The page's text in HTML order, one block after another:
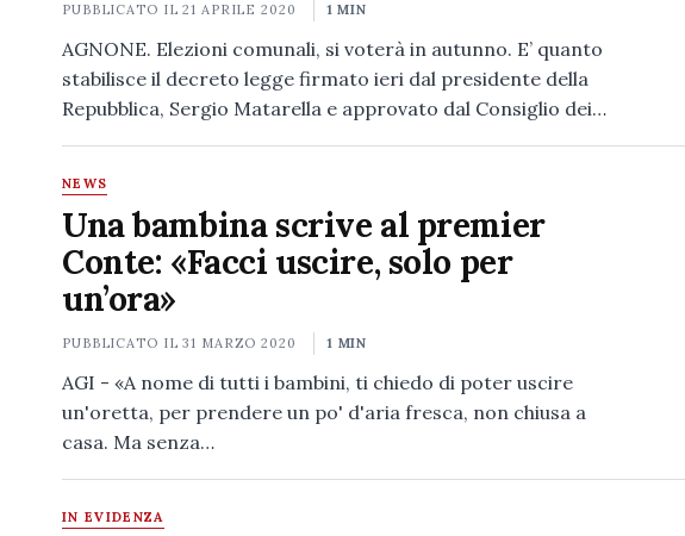
PUBBLICATO IL21 APRILE 2020 1 MIN
AGNONE. Elezioni comunali, si voterà in autunno. E’ quanto
stabilisce il decreto legge firmato ieri dal presidente della
Repubblica, Sergio Matarella e approvato dal Consiglio dei…
NEWS
Una bambina scrive al premier
Conte: «Facci uscire, solo per
un’ora»
PUBBLICATO IL31 MARZO 2020 1 MIN
AGI - «A nome di tutti i bambini, ti chiedo di poter uscire
un'oretta, per prendere un po' d'aria fresca, non chiusa a
casa. Ma senza…
IN EVIDENZA